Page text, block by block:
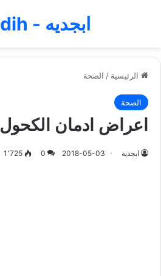
ابجديه - Abjadih
الرئيسية / الصحة
الصحة
اعراض ادمان الكحول
ابجديه 2018-05-03
0 1٬725